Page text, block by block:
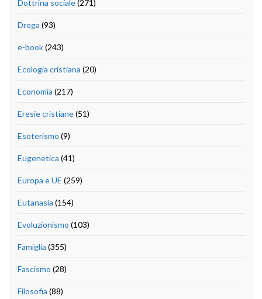
Dottrina sociale(271)
Droga (93)
e-book(243)
Ecologia cristiana (20)
Economia (217)
Eresie cristiane(51)
Esoterismo (9)
Eugenetica (41)
Europa e UE (259)
Eutanasia (154)
Evoluzionismo (103)
Famiglia (355)
Fascismo (28)
Filosofia (88)